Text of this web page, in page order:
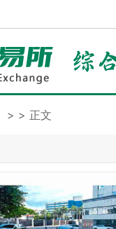
> > 正文